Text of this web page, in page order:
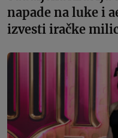
napade na luke i
izvesti iračke